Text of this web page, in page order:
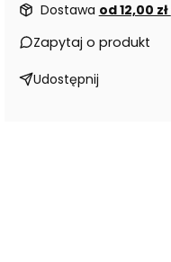
Dostawa od 12,00 zł
Zapytaj o produkt
Udostępnij